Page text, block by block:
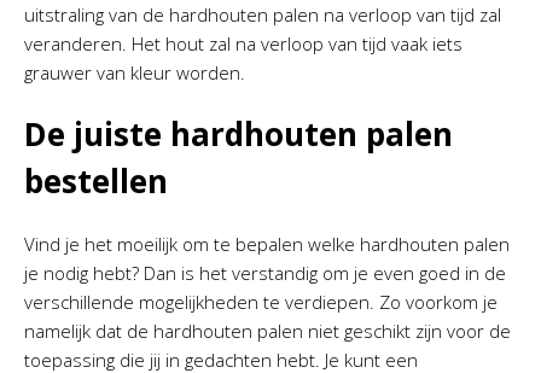
uitstraling van de hardhouten palen na verloop van tijd zal
veranderen. Het hout zal na verloop van tijd vaak iets
grauwer van kleur worden.
De juiste hardhouten palen
bestellen
Vind je het moeilijk om te bepalen welke hardhouten palen
je nodig hebt? Dan is het verstandig om je even goed in de
verschillende mogelijkheden te verdiepen. Zo voorkom je
namelijk dat de hardhouten palen niet geschikt zijn voor de
toepassing die jij in gedachten hebt. Je kunt een